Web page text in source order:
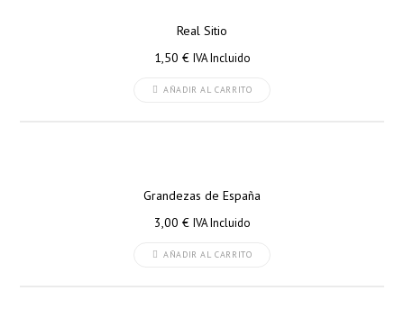
Real Sitio
1,50 € IVA Incluido
AÑADIR AL CARRITO
Grandezas de España
3,00 € IVA Incluido
AÑADIR AL CARRITO